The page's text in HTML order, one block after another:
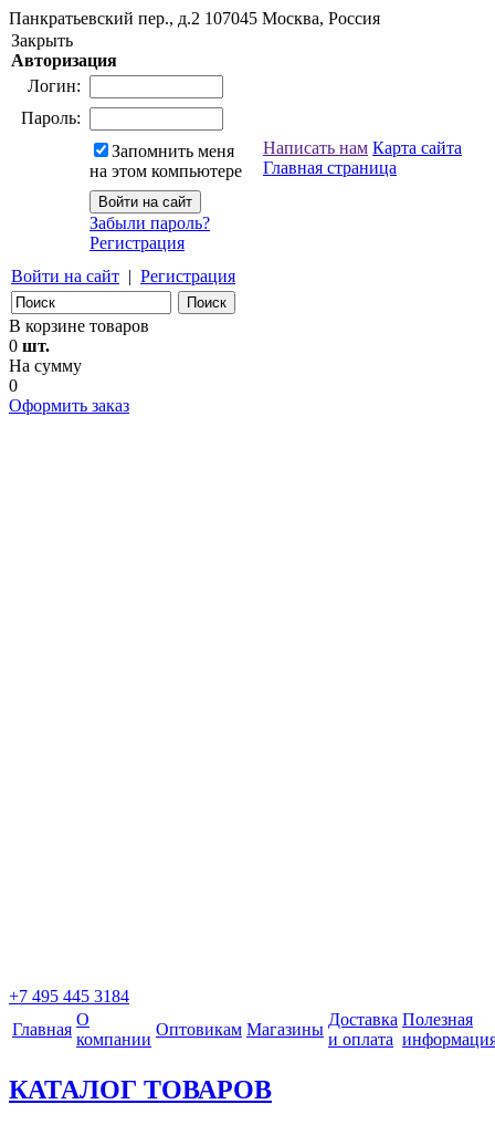
Панкратьевский пер., д.2 107045 Москва, Россия
Закрыть
Авторизация
Логин:
Пароль:
Запомнить меня
на этом компьютере
Забыли пароль?
Регистрация
Войти на сайт | Регистрация
Написать нам Карта сайта
Главная страница
В корзине товаров
0 шт.
На сумму
0
Оформить заказ
+7 495 445 3184
Главная
О
компании
Оптовикам Магазины
Доставка
и оплата
Полезная
КАТАЛОГ ТОВАРОВ